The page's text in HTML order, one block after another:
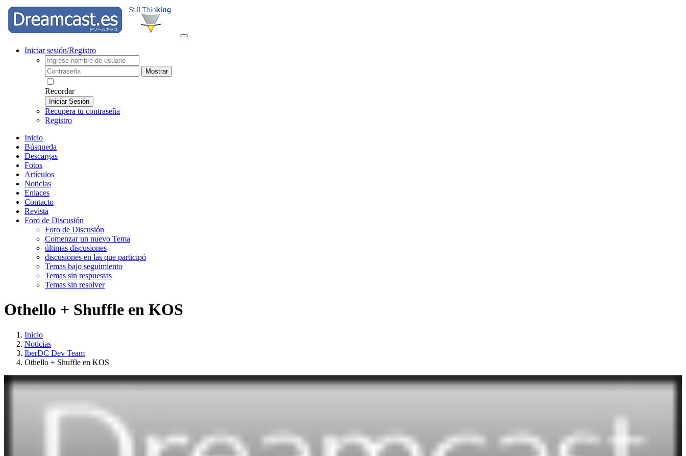
Iniciar sesión/Registro
Mostrar
Recordar
Iniciar Sesión
Recupera tu contraseña
Registro
Inicio
Búsqueda
Descargas
Fotos
Artículos
Noticias
Enlaces
Contacto
Revista
Foro de Discusión
Foro de Discusión
Comenzar un nuevo Tema
últimas discusiones
discusiones en las que participó
Temas bajo seguimiento
Temas sin respuestas
Temas sin resolver
Othello + Shuffle en KOS
Inicio
Noticias
IberDC Dev Team
Othello + Shuffle en KOS